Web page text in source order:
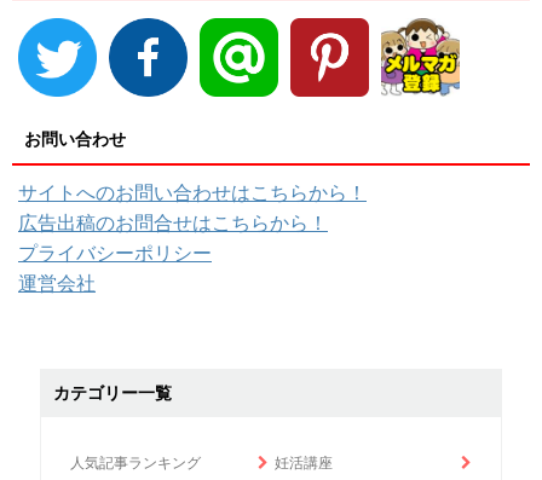
お問い合わせ
サイトへのお問い合わせはこちらから！
広告出稿のお問合せはこちらから！
プライバシーポリシー
運営会社
カテゴリー一覧
人気記事ランキング 妊活講座